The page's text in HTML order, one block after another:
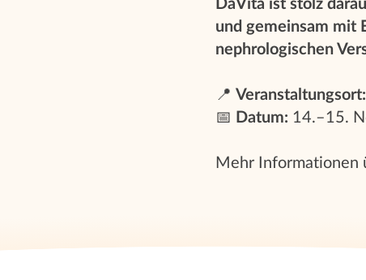
DaVita ist stolz
und gemeinsam mit
nephrologischen
📍 Veranstaltungsort:
📅 Datum: 14.–15.
Mehr Informationen